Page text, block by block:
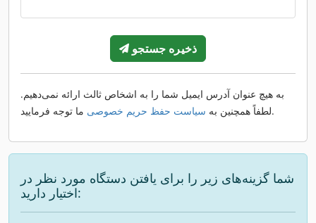
ذخیره جستجو
به هیچ عنوان آدرس ایمیل شما را به اشخاص ثالث ارائه نمی‌دهیم.
لطفاً همچنین به سیاست حفظ حریم خصوصی ما توجه فرمایید.
شما گزینه‌های زیر را برای یافتن دستگاه مورد نظر در
اختیار دارید: